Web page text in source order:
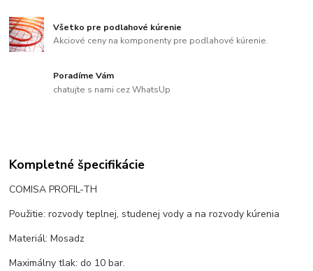
Všetko pre podlahové kúrenie
Akciové ceny na komponenty pre podlahové kúrenie.
Poradíme Vám
chatujte s nami cez WhatsUp
Kompletné špecifikácie
COMISA PROFIL-TH
Použitie: rozvody teplnej, studenej vody a na rozvody kúrenia
Materiál: Mosadz
Maximálny tlak: do 10 bar.